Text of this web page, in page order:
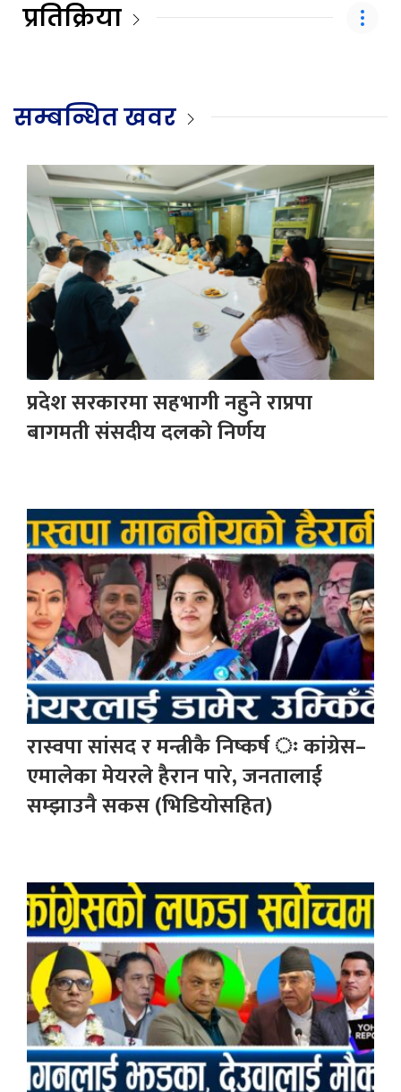
प्रतिक्रिया
सम्बन्धित खवर
प्रदेश सरकारमा सहभागी नहुने राप्रपा
बागमती संसदीय दलको निर्णय
रास्वपा सांसद र मन्त्रीकै निष्कर्ष ः कांग्रेस–
एमालेका मेयरले हैरान पारे, जनतालाई
सम्झाउनै सकस (भिडियोसहित)